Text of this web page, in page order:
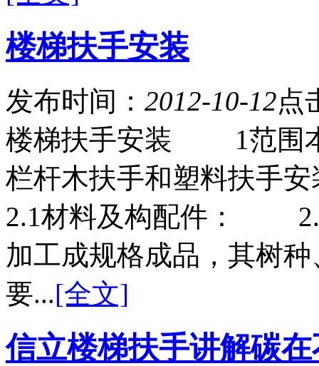
楼梯扶手安装
发布时间： 2012-10-12点
楼梯扶手安装 1范围本
栏杆木扶手和塑料
2.1材料及构配件：
加工成规格成品，其树
要...[全文]
信立楼梯扶手讲解碳